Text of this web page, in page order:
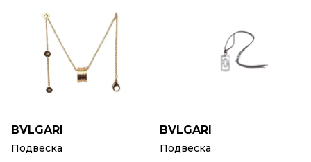
BVLGARI
Подвеска
BVLGARI
Подвеска